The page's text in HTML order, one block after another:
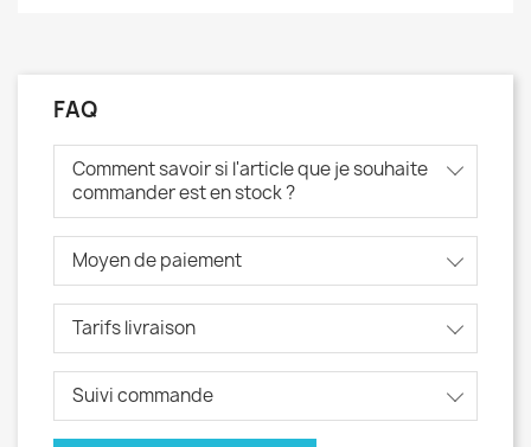
FAQ
Comment savoir si l'article que je souhaite
commander est en stock ?
Moyen de paiement
Tarifs livraison
Suivi commande